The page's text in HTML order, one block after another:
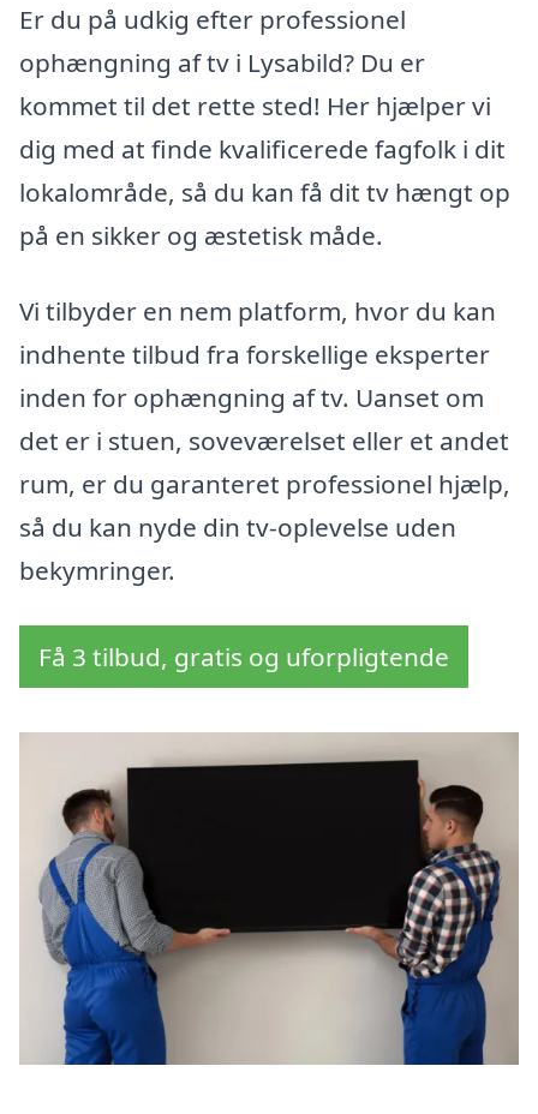
Er du på udkig efter professionel
ophængning af tv i Lysabild? Du er
kommet til det rette sted! Her hjælper vi
dig med at finde kvalificerede fagfolk i dit
lokalområde, så du kan få dit tv hængt op
på en sikker og æstetisk måde.
Vi tilbyder en nem platform, hvor du kan
indhente tilbud fra forskellige eksperter
inden for ophængning af tv. Uanset om
det er i stuen, soveværelset eller et andet
rum, er du garanteret professionel hjælp,
så du kan nyde din tv-oplevelse uden
bekymringer.
Få 3 tilbud, gratis og uforpligtende